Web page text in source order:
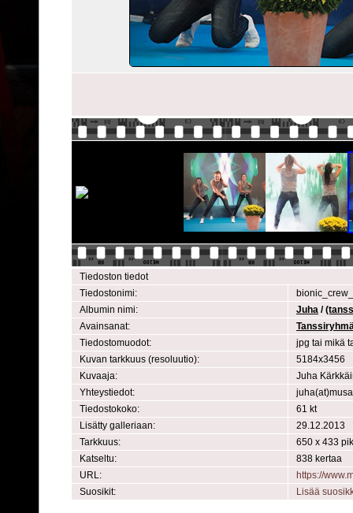
Tiedoston tiedot
Tiedostonimi:
Albumin nimi:
Juha /
Avainsanat:
Tiedostomuodot:
jpg tai mikä
Kuvan tarkkuus (resoluutio):
5184x3456
Kuvaaja:
Juha
Yhteystiedot:
Tiedostokoko:
61 kt
Lisätty galleriaan:
29.12.2013
Tarkkuus:
650 x 433
Katseltu:
838 kertaa
URL:
https://
Suosikit:
Lisää